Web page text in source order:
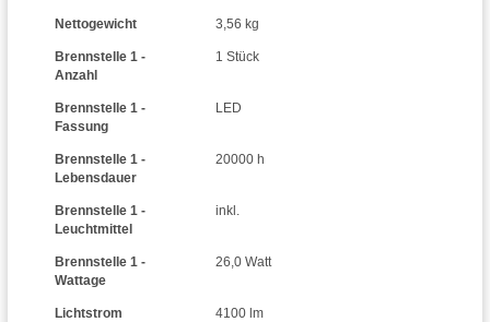
Nettogewicht 3,56 kg
Brennstelle 1 -
Anzahl
1 Stück
Brennstelle 1 -
Fassung
LED
Brennstelle 1 -
Lebensdauer
20000 h
Brennstelle 1 -
Leuchtmittel
inkl.
Brennstelle 1 -
Wattage
26,0 Watt
Lichtstrom 4100 lm